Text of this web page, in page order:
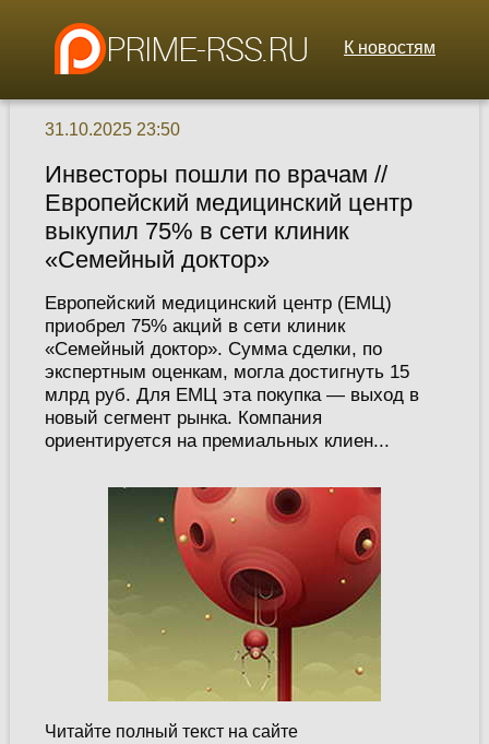
К новостям
31.10.2025 23:50
Инвесторы пошли по врачам //
Европейский медицинский центр
выкупил 75% в сети клиник
«Семейный доктор»
Европейский медицинский центр (ЕМЦ)
приобрел 75% акций в сети клиник
«Семейный доктор». Сумма сделки, по
экспертным оценкам, могла достигнуть 15
млрд руб. Для ЕМЦ эта покупка — выход в
новый сегмент рынка. Компания
ориентируется на премиальных клиен...
Читайте полный текст на сайте